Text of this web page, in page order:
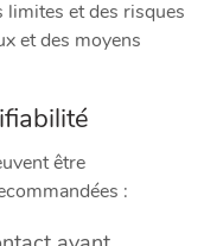
limites et des risques
et des moyens
être
: